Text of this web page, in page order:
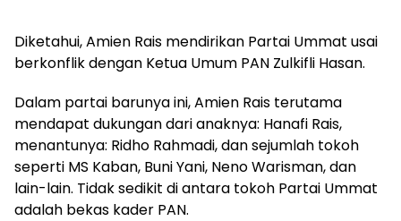
Diketahui, Amien Rais mendirikan Partai Ummat usai
berkonflik dengan Ketua Umum PAN Zulkifli Hasan.
Dalam partai barunya ini, Amien Rais terutama
mendapat dukungan dari anaknya: Hanafi Rais,
menantunya: Ridho Rahmadi, dan sejumlah tokoh
seperti MS Kaban, Buni Yani, Neno Warisman, dan
lain-lain. Tidak sedikit di antara tokoh Partai Ummat
adalah bekas kader PAN.